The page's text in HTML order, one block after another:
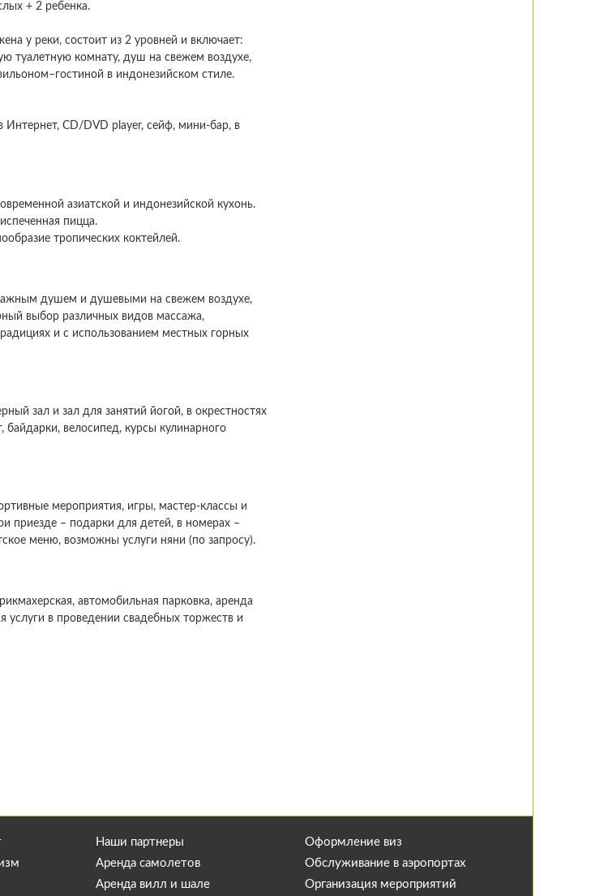
+ 2 ребенка.
у реки, состоит из 2 уровней и включает:
туалетную комнату, душ на свежем воздухе,
в индонезийском стиле.
Интернет, CD/DVD player, сейф, мини-бар, в
азиатской и индонезийской кухонь.
пицца.
тропических коктейлей.
душем и душевыми на свежем воздухе,
выбор различных видов массажа,
и с использованием местных горных
зал и зал для занятий йогой, в окрестностях
велосипед, курсы кулинарного
мероприятия, игры, мастер-классы и
приезде – подарки для детей, в номерах –
меню, возможны услуги няни (по запросу).
автомобильная парковка, аренда
в проведении свадебных торжеств и
Наши партнеры
Аренда самолетов
Аренда вилл и шале
Оформление виз
Обслуживание в аэропортах
Организация мероприятий